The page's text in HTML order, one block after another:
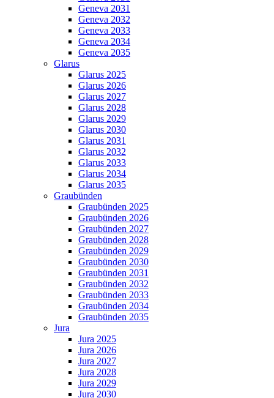
Geneva 2031
Geneva 2032
Geneva 2033
Geneva 2034
Geneva 2035
Glarus
Glarus 2025
Glarus 2026
Glarus 2027
Glarus 2028
Glarus 2029
Glarus 2030
Glarus 2031
Glarus 2032
Glarus 2033
Glarus 2034
Glarus 2035
Graubünden
Graubünden 2025
Graubünden 2026
Graubünden 2027
Graubünden 2028
Graubünden 2029
Graubünden 2030
Graubünden 2031
Graubünden 2032
Graubünden 2033
Graubünden 2034
Graubünden 2035
Jura
Jura 2025
Jura 2026
Jura 2027
Jura 2028
Jura 2029
Jura 2030